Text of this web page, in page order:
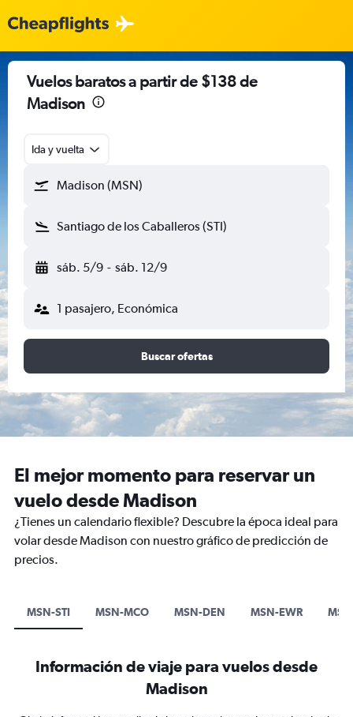
Vuelos baratos a partir de $138 de
Madison
Ida y vuelta
Madison (MSN)
Santiago de los Caballeros (STI)
sáb. 5/9 - sáb. 12/9
1 pasajero, Económica
Buscar ofertas
El mejor momento para reservar un
vuelo desde Madison
¿Tienes un calendario flexible? Descubre la época ideal para
volar desde Madison con nuestro gráfico de predicción de
precios.
MSN-STI MSN-MCO MSN-DEN MSN-EWR
Información de viaje para vuelos desde
Madison